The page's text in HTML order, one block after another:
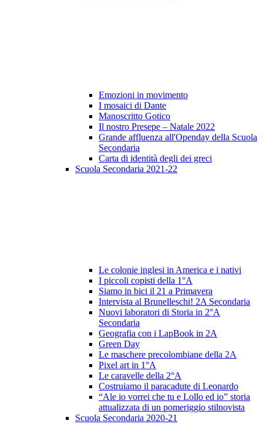
Emozioni in movimento
I mosaici di Dante
Manoscritto Gotico
Il nostro Presepe – Natale 2022
Grande affluenza all'Openday della Scuola
Secondaria
Carta di identità degli dei greci
Scuola Secondaria 2021-22
Le colonie inglesi in America e i nativi
I piccoli copisti della 1°A
Siamo in bici il 21 a Primavera
Intervista al Brunelleschi! 2A Secondaria
Nuovi laboratori di Storia in 2°A
Secondaria
Geografia con i LapBook in 2A
Green Day
Le maschere precolombiane della 2A
Pixel art in 1°A
Le caravelle della 2°A
Costruiamo il paracadute di Leonardo
“Ale io vorrei che tu e Lollo ed io” storia
attualizzata di un pomeriggio stilnovista
Scuola Secondaria 2020-21